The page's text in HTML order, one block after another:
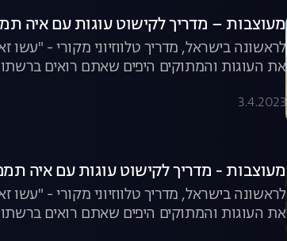
מעוצבות – מדריך לקישוט עוגות עם איה תמם, עונה 1,
לראשונה בישראל, מדריך טלווזיוני מקורי -
את העוגות והמתוקים היפים שאתם רואים
3.4.2023
מעוצבות - מדריך לקישוט עוגות עם איה תמם, עונה 1,
לראשונה בישראל, מדריך טלווזיוני מקורי -
את העוגות והמתוקים היפים שאתם רואים